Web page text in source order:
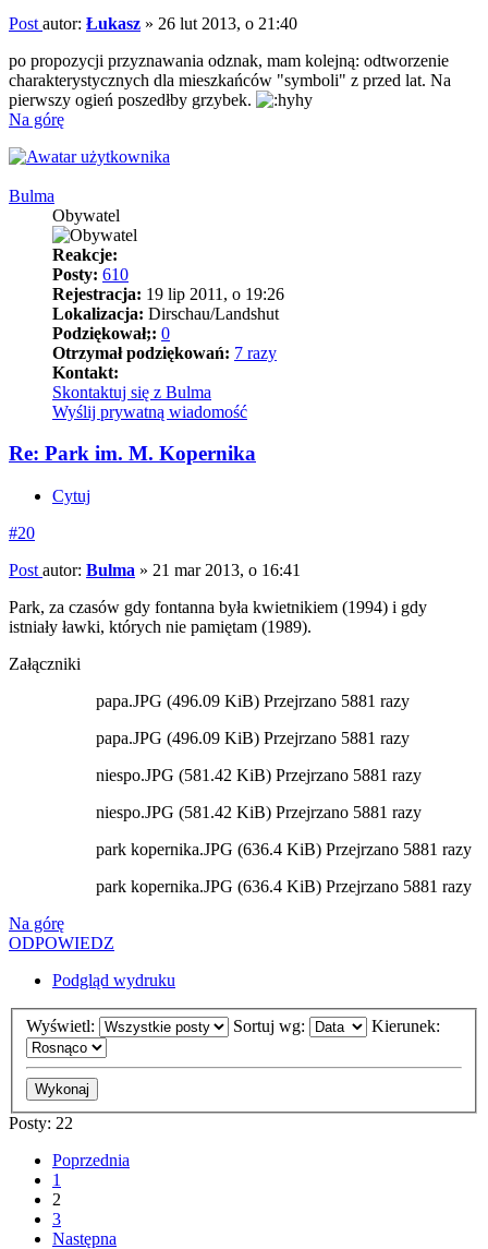
Post autor: Łukasz » 26 lut 2013, o 21:40
po propozycji przyznawania odznak, mam kolejną: odtworzenie
charakterystycznych dla mieszkańców "symboli" z przed lat. Na
pierwszy ogień poszedłby grzybek.
Na górę
Bulma
Obywatel
Reakcje:
Posty: 610
Rejestracja: 19 lip 2011, o 19:26
Lokalizacja: Dirschau/Landshut
Podziękował;: 0
Otrzymał podziękowań: 7 razy
Kontakt:
Skontaktuj się z Bulma
Wyślij prywatną wiadomość
Re: Park im. M. Kopernika
Cytuj
#20
Post autor: Bulma » 21 mar 2013, o 16:41
Park, za czasów gdy fontanna była kwietnikiem (1994) i gdy
istniały ławki, których nie pamiętam (1989).
Załączniki
papa.JPG (496.09 KiB) Przejrzano 5881 razy
papa.JPG (496.09 KiB) Przejrzano 5881 razy
niespo.JPG (581.42 KiB) Przejrzano 5881 razy
niespo.JPG (581.42 KiB) Przejrzano 5881 razy
park kopernika.JPG (636.4 KiB) Przejrzano 5881 razy
park kopernika.JPG (636.4 KiB) Przejrzano 5881 razy
Na górę
ODPOWIEDZ
Podgląd wydruku
Wyświetl: Sortuj wg: Kierunek:
Posty: 22
Poprzednia
1
2
3
Następna